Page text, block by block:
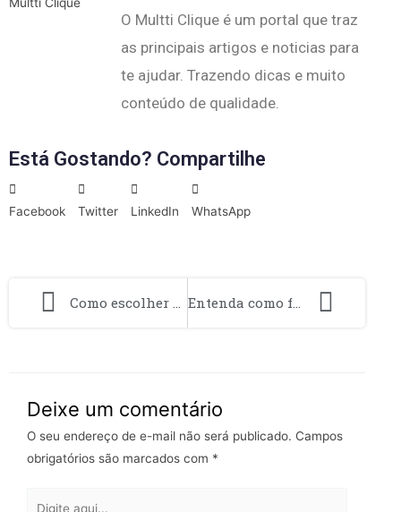
O Multti Clique é um portal que traz
as principais artigos e noticias para
te ajudar. Trazendo dicas e muito
conteúdo de qualidade.
Está Gostando? Compartilhe
Facebook Twitter LinkedIn WhatsApp
Entenda como funciona o consórcio e suas vantagens
Deixe um comentário
O seu endereço de e-mail não será publicado. Campos
obrigatórios são marcados com *